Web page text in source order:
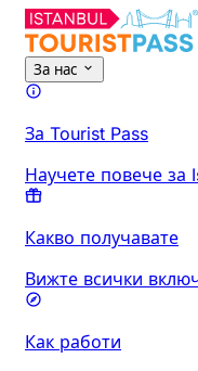
За нас
За Tourist Pass
Научете повече за
Какво получавате
Вижте всички
Как работи